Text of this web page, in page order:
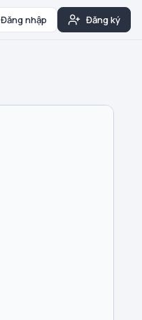
Đăng nhập Đăng ký